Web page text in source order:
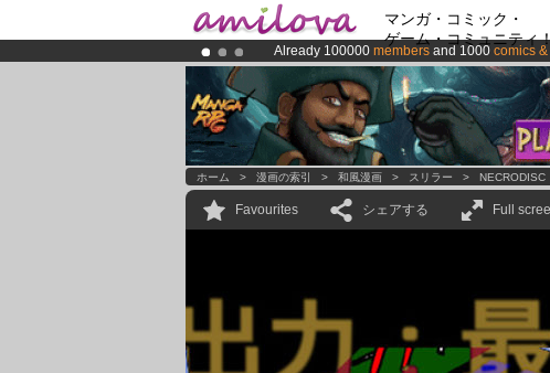
マンガ・コミック・
ゲーム・コミュニティ
Already 100000 members and 1000 comics
Premium membership from3.95 eurosper
AmilovaKickstarter is now LIVE!.
ホーム > 漫画の索引 > 和風漫画 > スリラー > NECRODISC
Favourites シェアする Full